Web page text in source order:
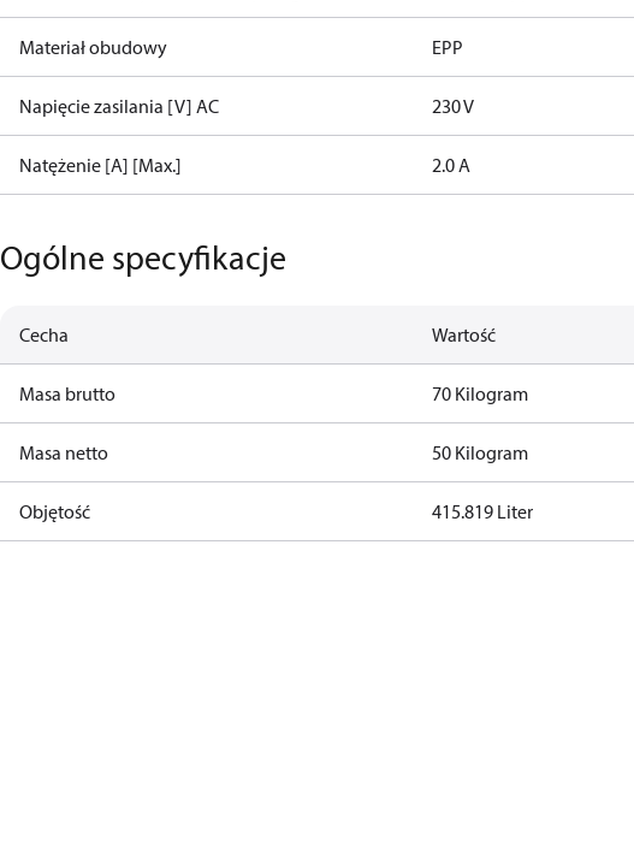
Materiał obudowy EPP
Napięcie zasilania [V] AC 230 V
Natężenie [A] [Max.] 2.0 A
Ogólne specyfikacje
Cecha Wartość
Masa brutto 70 Kilogram
Masa netto 50 Kilogram
Objętość 415.819 Liter